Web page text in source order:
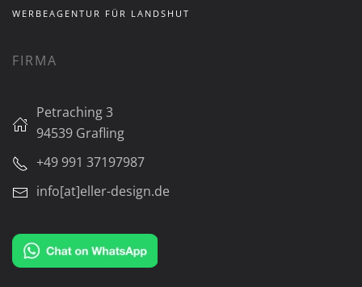
WERBEAGENTUR FÜR LANDSHUT
FIRMA
Petraching 3
94539 Grafling
+49 991 37197987
info[at]eller-design.de